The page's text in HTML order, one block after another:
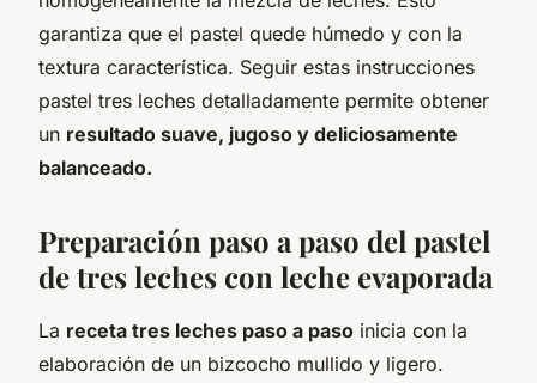
garantiza que el pastel quede húmedo y con la
textura característica. Seguir estas instrucciones
pastel tres leches detalladamente permite obtener
un resultado suave, jugoso y deliciosamente
balanceado.
Preparación paso a paso del pastel
de tres leches con leche evaporada
La receta tres leches paso a paso inicia con la
elaboración de un bizcocho mullido y ligero.